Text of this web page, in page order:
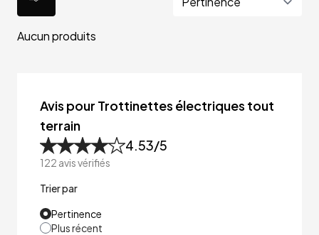
Aucun produits
Avis pour Trottinettes électriques tout
terrain
4.53/5
122 avis vérifiés
Trier par
Pertinence
Plus récent